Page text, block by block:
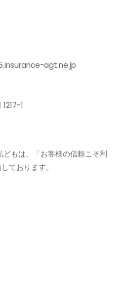
agt.ne.jp
1
もは、「お客様の信頼こそ利
ております。